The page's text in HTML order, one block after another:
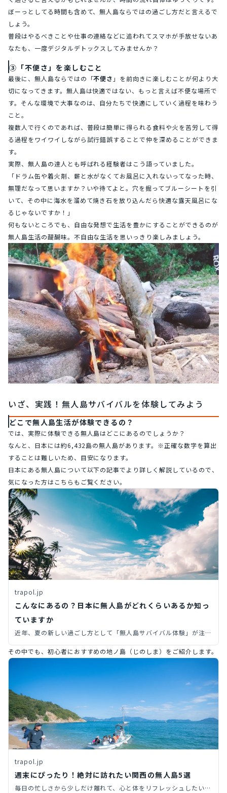
ぼーっとしてる時間も含めて、無人島ならではの過ごし方だと言えるで
しょう。
普段はやるべきことや仕事の連絡などに追われてスマホが手放せないあ
なたも、一度デジタルデトックスしてみませんか？
③「不便さ」を楽しむこと
最後に、無人島ならではの「不便さ 」を前向きに楽しむことが何より大
切になってきます。無人島は快適ではない、もっと言えば不便な場所で
す。そんな環境で大事なのは、自分たちで快適にしていく過程を味わう
こと。
複数人で行くのであれば、普段は簡単に得られる食料や火を苦労して得
る過程をワイワイしながら試行錯誤することで仲を深めることができま
す。
実際、無人島の達人とも呼ばれる経験者はこう語っていました。
「ドラム缶や着火剤、薪と水がなくてお風呂に入れないってなった時、
無理だなって思いますか？いや待てよと。穴を掘ってブルーシートを引
いて、その中に海水を溜めて焼き石を放り込んだら快適な露天風呂にな
るじゃないですか！」
何もないところでも、自由な発想で生活を豊かにすることができるのが
無人島生活の醍醐味。不自由な生活を思いっきり楽しみましょう。
いざ、実践！無人島サバイバルを体験してみよう
どこで無人島生活が体験できるの？
では、実際に体験できる無人島はどこにあるのでしょうか？
なんと、日本には約6,432島の無人島があります。※正確な数字を算出
することは難しいため、目安になります。
日本にある無人島について以下の記事でより詳しく解説しているので、
気になった方はこちらもご覧ください。
trapol.jp
こんなにあるの？日本に無人島がどれくらいあるか知っ
ていますか
近年、夏の新しい過ごし方として「無人島サバイバル体験」が注目
を集めています。今回は、そんな無人島が一体日本にいくつあるの
かをご紹介します！
その中でも、初心者におすすめの地ノ島（じのしま）をご紹介します。
trapol.jp
週末にぴったり！絶対に訪れたい関西の無人島5選
毎日の忙しさから少しだけ離れて、心と体をリフレッシュしたいと